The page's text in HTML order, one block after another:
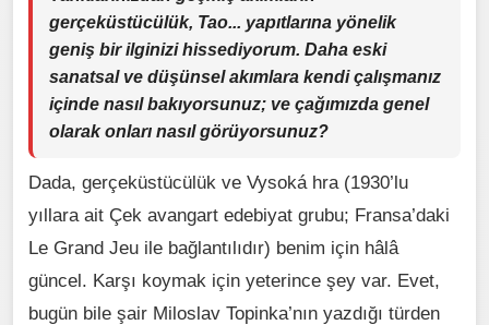
gerçeküstücülük, Tao... yapıtlarına yönelik
geniş bir ilginizi hissediyorum. Daha eski
sanatsal ve düşünsel akımlara kendi çalışmanız
içinde nasıl bakıyorsunuz; ve çağımızda genel
olarak onları nasıl görüyorsunuz?
Dada, gerçeküstücülük ve Vysoká hra (1930’lu
yıllara ait Çek avangart edebiyat grubu; Fransa’daki
Le Grand Jeu ile bağlantılıdır) benim için hâlâ
güncel. Karşı koymak için yeterince şey var. Evet,
bugün bile şair Miloslav Topinka’nın yazdığı türden